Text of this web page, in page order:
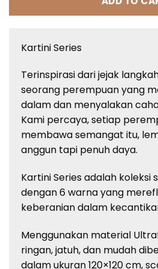
Kartini Series
Terinspirasi dari jejak
seorang perempuan yang
dalam dan menyalakan
Kami percaya, setiap
membawa semangat itu,
anggun tapi penuh daya.
Kartini Series adalah
dengan 6 warna yang
keberanian dalam
Menggunakan material
ringan, jatuh, dan mudah
dalam ukuran 120×120 cm,